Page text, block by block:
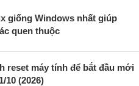
giống Windows nhất giúp
quen thuộc
reset máy tính để bắt đầu mới
10 (2026)